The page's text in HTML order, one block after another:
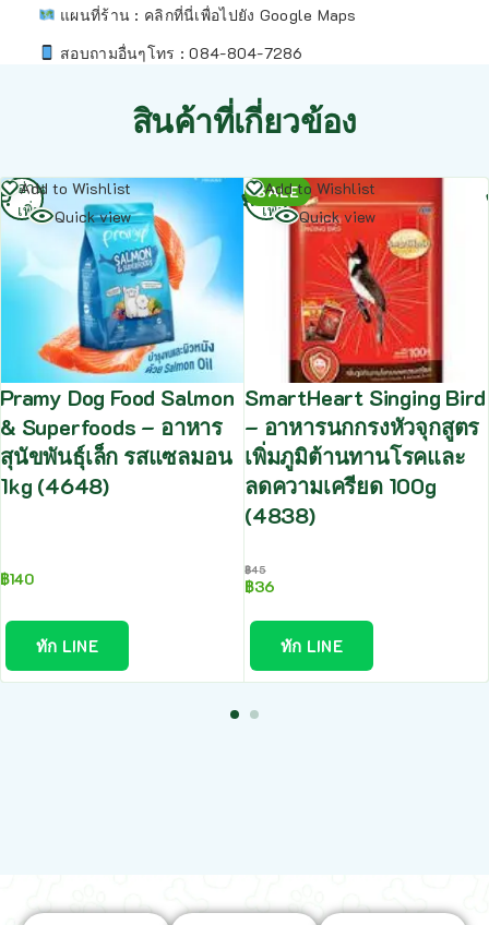
แผนที่ร้าน : คลิกที่นี่เพื่อไปยัง Google Maps
สอบถามอื่นๆโทร : 084-804-7286
สินค้าที่เกี่ยวข้อง
Add to Wishlist
Quick view
Pramy Dog Food Salmon
& Superfoods – อาหาร
สุนัขพันธุ์เล็ก รสแซลมอน
1kg (4648)
฿140
ทัก LINE
อ่าน
เพิ่ม
SALE
Add to Wishlist
Quick view
SmartHeart Singing Bird
– อาหารนกกรงหัวจุกสูตร
เพิ่มภูมิต้านทานโรคและ
ลดความเครียด 100g
(4838)
฿45
฿36
ทัก LINE
อ่าน
เพิ่ม